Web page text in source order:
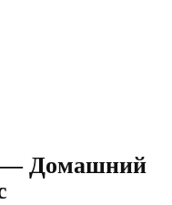
— Домашний